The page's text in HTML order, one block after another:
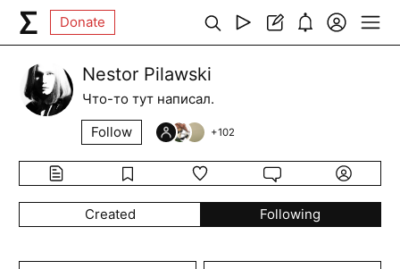
Donate
Nestor Pilawski
Что-то тут написал.
Follow
+102
Created Following